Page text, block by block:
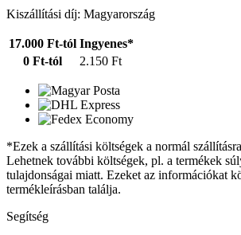
Kiszállítási díj: Magyarország
17.000 Ft-tól Ingyenes*
0 Ft-tól
2.150 Ft
*Ezek a szállítási költségek a normál
Lehetnek további költségek, pl. a termékek
tulajdonságai miatt. Ezeket az információkat
termékleírásban találja.
Segítség